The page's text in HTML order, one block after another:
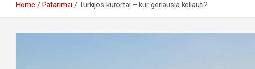
Home Patarimai Turkijos kurortai – kur geriausia keliauti?